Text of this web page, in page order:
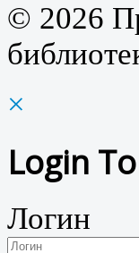
© 2026
×
Login
Логин